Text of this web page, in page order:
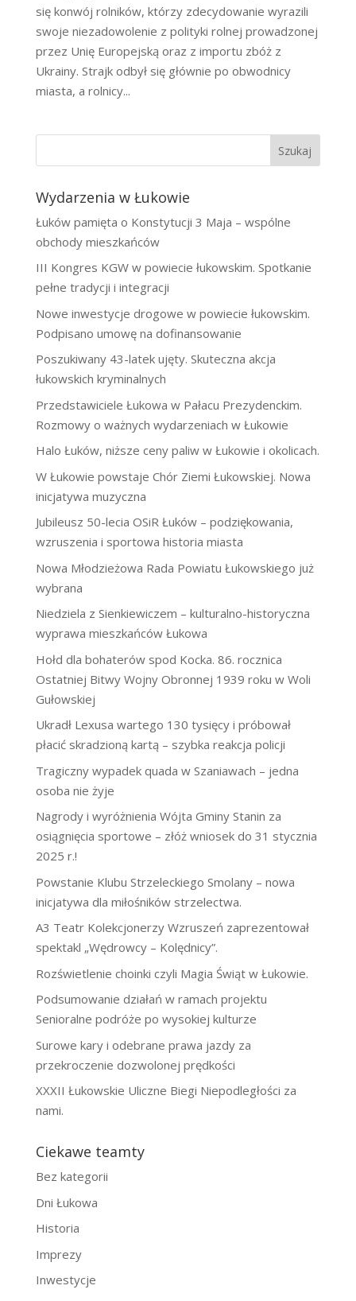
się konwój rolników, którzy zdecydowanie wyrazili
swoje niezadowolenie z polityki rolnej prowadzonej
przez Unię Europejską oraz z importu zbóż z
Ukrainy. Strajk odbył się głównie po obwodnicy
miasta, a rolnicy...
Szukaj
Wydarzenia w Łukowie
Łuków pamięta o Konstytucji 3 Maja – wspólne
obchody mieszkańców
III Kongres KGW w powiecie łukowskim. Spotkanie
pełne tradycji i integracji
Nowe inwestycje drogowe w powiecie łukowskim.
Podpisano umowę na dofinansowanie
Poszukiwany 43-latek ujęty. Skuteczna akcja
łukowskich kryminalnych
Przedstawiciele Łukowa w Pałacu Prezydenckim.
Rozmowy o ważnych wydarzeniach w Łukowie
Halo Łuków, niższe ceny paliw w Łukowie i okolicach.
W Łukowie powstaje Chór Ziemi Łukowskiej. Nowa
inicjatywa muzyczna
Jubileusz 50-lecia OSiR Łuków – podziękowania,
wzruszenia i sportowa historia miasta
Nowa Młodzieżowa Rada Powiatu Łukowskiego już
wybrana
Niedziela z Sienkiewiczem – kulturalno-historyczna
wyprawa mieszkańców Łukowa
Hołd dla bohaterów spod Kocka. 86. rocznica
Ostatniej Bitwy Wojny Obronnej 1939 roku w Woli
Gułowskiej
Ukradł Lexusa wartego 130 tysięcy i próbował
płacić skradzioną kartą – szybka reakcja policji
Tragiczny wypadek quada w Szaniawach – jedna
osoba nie żyje
Nagrody i wyróżnienia Wójta Gminy Stanin za
osiągnięcia sportowe – złóż wniosek do 31 stycznia
2025 r.!
Powstanie Klubu Strzeleckiego Smolany – nowa
inicjatywa dla miłośników strzelectwa.
A3 Teatr Kolekcjonerzy Wzruszeń zaprezentował
spektakl „Wędrowcy – Kolędnicy”.
Rozświetlenie choinki czyli Magia Świąt w Łukowie.
Podsumowanie działań w ramach projektu
Senioralne podróże po wysokiej kulturze
Surowe kary i odebrane prawa jazdy za
przekroczenie dozwolonej prędkości
XXXII Łukowskie Uliczne Biegi Niepodległości za
nami.
Ciekawe teamty
Bez kategorii
Dni Łukowa
Historia
Imprezy
Inwestycje